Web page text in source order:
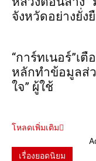
จังหวัดอย่างยั่ง
“การ์ทเนอร์”เ
หลักทำข้อมูลส่ว
ใจ” ผู้ใช้
โหลดเพิ่มเติม
เรื่องยอดนิยม